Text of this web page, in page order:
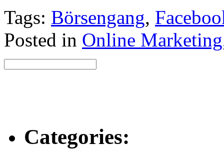
Tags: Börsengang,
Posted in Online Marketing
Categories: